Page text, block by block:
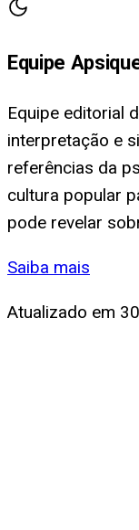
Equipe
Equipe editorial
interpretação e
referências da
cultura popular
pode revelar
Saiba mais
Atualizado em